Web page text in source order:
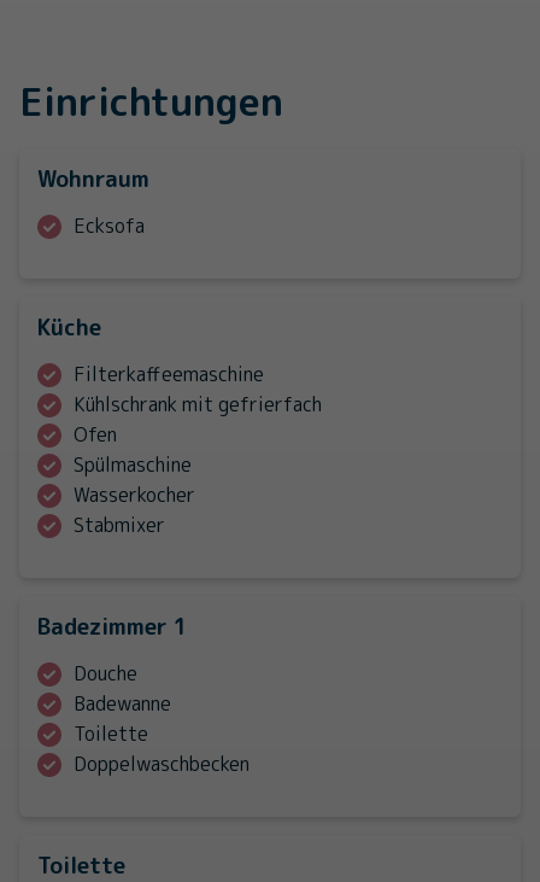
Einrichtungen
Wohnraum
Ecksofa
Küche
Filterkaffeemaschine
Kühlschrank mit gefrierfach
Ofen
Spülmaschine
Wasserkocher
Stabmixer
Badezimmer 1
Douche
Badewanne
Toilette
Doppelwaschbecken
Toilette